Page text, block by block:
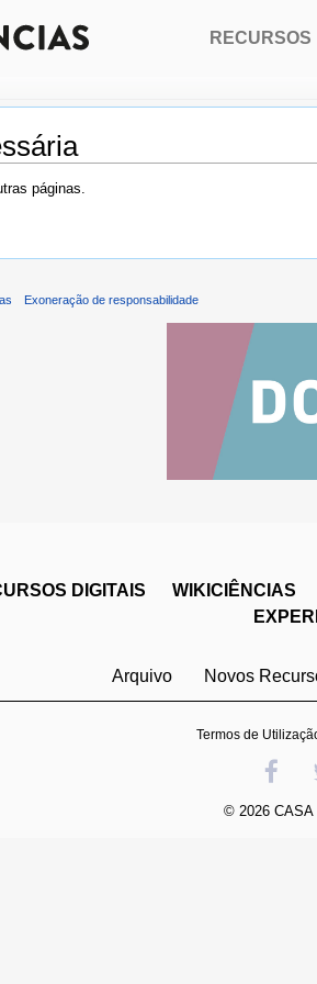
páginas.
RECURSOS
Exoneração de responsabilidade
DIGITAIS WIKICIÊNCIAS
Arquivo Novos
Termos de
© 2026 CASA